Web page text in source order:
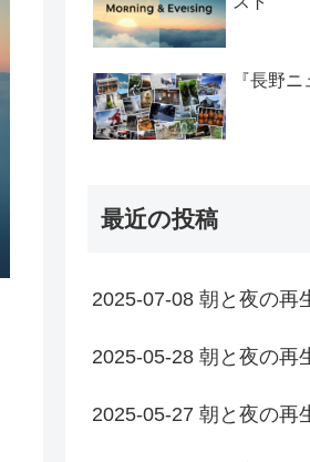
『長野
最近の投稿
2025-07-08 朝と夜の再
2025-05-28 朝と夜の再
2025-05-27 朝と夜の再